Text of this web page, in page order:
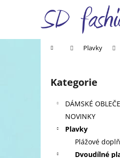
Domů Plavky
Přeskočit
kategorie
Kategorie
DÁMSKÉ
NOVINKY
Plavky
Plážové
Dvoudílné
í
Zpět
do
Zpět
do